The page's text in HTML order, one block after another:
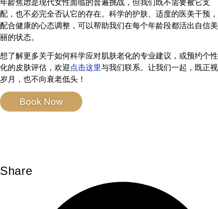
年龄焦虑是现代女性面临的普遍挑战，但我们既不需要被它支
配，也不必完全否认它的存在。科学的护肤、适度的医美干预，
配合健康的心态调整，可以帮助我们在每个年龄段都活出自信美
丽的状态。
想了解更多关于如何科学应对肌肤老化的专业建议，或预约个性
化的皮肤评估，欢迎 点击这里与我们联系。让我们一起，既正视
岁月，也不向衰老低头！
Book Now
Share